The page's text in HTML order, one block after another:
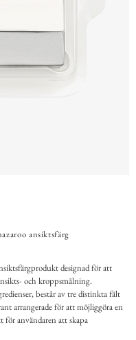
ansiktsfärg
designad för att
och kroppsmålning.
består av tre distinkta fält
arrangerade för att möjliggöra en
för användaren att skapa